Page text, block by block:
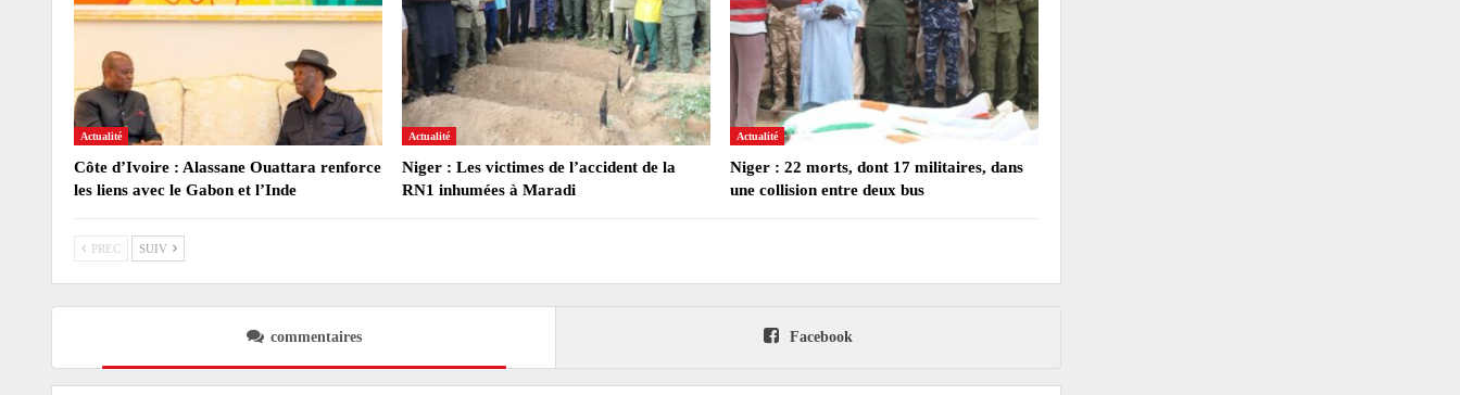
Actualité
Côte d’Ivoire : Alassane Ouattara renforce
les liens avec le Gabon et l’Inde
Actualité
Niger : Les victimes de l’accident de la
RN1 inhumées à Maradi
Actualité
Niger : 22 morts, dont 17 militaires, dans
une collision entre deux bus
PREC SUIV
commentaires Facebook